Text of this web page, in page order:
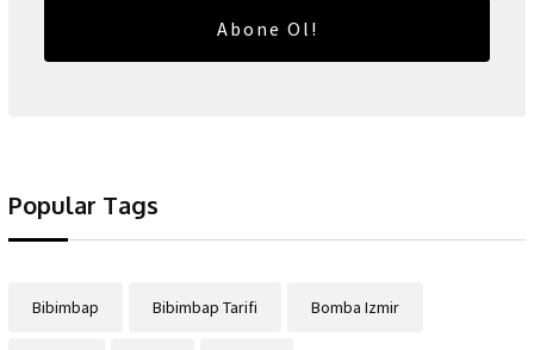
Abone Ol!
Popular Tags
Bibimbap Bibimbap Tarifi Bomba Izmir